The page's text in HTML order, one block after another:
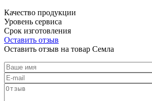
Качество продукции
Уровень сервиса
Срок изготовления
Оставить отзыв
Оставить отзыв на товар Семла